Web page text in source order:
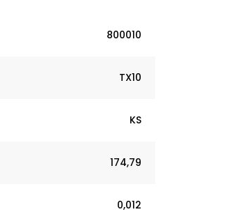
800010
TX10
KS
174,79
0,012